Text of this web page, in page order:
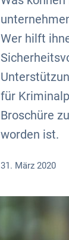
Wer hilft
für
Broschüre
worden ist.
31. März 2020